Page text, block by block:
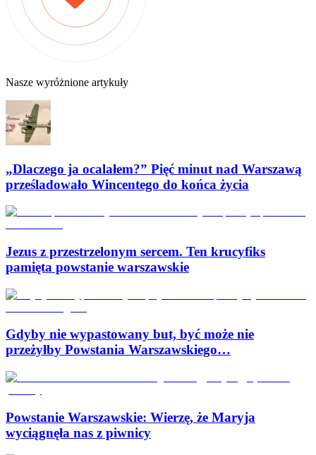
Nasze wyróżnione artykuły
„Dlaczego ja ocalałem?” Pięć minut nad Warszawą
prześladowało Wincentego do końca życia
Jezus z przestrzelonym sercem. Ten krucyfiks
pamięta powstanie warszawskie
Gdyby nie wypastowany but, być może nie
przeżyłby Powstania Warszawskiego…
Powstanie Warszawskie: Wierzę, że Maryja
wyciągnęła nas z piwnicy